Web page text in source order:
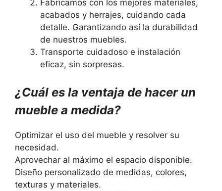
Fabricamos con los mejores materiales,
acabados y herrajes, cuidando cada
detalle. Garantizando así la durabilidad
de nuestros muebles.
Transporte cuidadoso e instalación
eficaz, sin sorpresas.
¿Cuál es la ventaja de hacer un
mueble a medida?
Optimizar el uso del mueble y resolver su
necesidad.
Aprovechar al máximo el espacio disponible.
Diseño personalizado de medidas, colores,
texturas y materiales.